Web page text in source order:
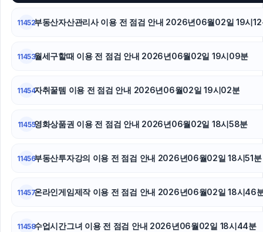
11452부동산자산관리사 이용 전 점검 안내 2026년06월02일 19시12
11453월세구할때 이용 전 점검 안내 2026년06월02일 19시09분
11454자취꿀템 이용 전 점검 안내 2026년06월02일 19시02분
11455영화상품권 이용 전 점검 안내 2026년06월02일 18시58분
11456부동산투자강의 이용 전 점검 안내 2026년06월02일 18시51분
11457온라인게임제작 이용 전 점검 안내 2026년06월02일 18시46
11458수업시간그녀 이용 전 점검 안내 2026년06월02일 18시44분